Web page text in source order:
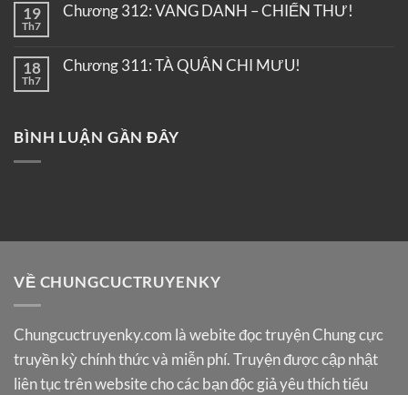
19
Th7
Chương 312: VANG DANH – CHIẾN THƯ!
18
Th7
Chương 311: TÀ QUÂN CHI MƯU!
BÌNH LUẬN GẦN ĐÂY
VỀ CHUNGCUCTRUYENKY
Chungcuctruyenky.com là webite đọc truyện Chung cực
truyền kỳ chính thức và miễn phí. Truyện được cập nhật
liên tục trên website cho các bạn độc giả yêu thích tiểu